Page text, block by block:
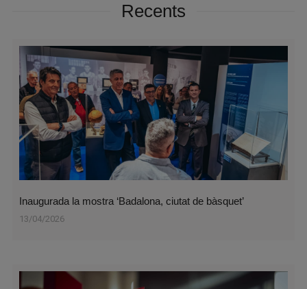
Recents
Inaugurada la mostra ‘Badalona, ciutat de bàsquet’
13/04/2026